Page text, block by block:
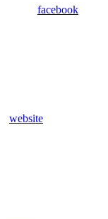
facebook
website